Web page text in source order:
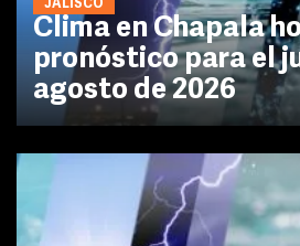
JALISCO
Clima en Chapala
pronóstico para el
agosto de 2026